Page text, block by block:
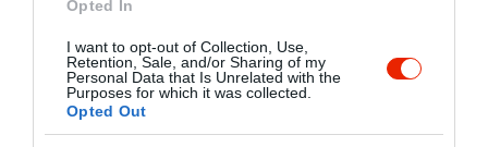
Opted In
I want to opt-out of Collection, Use,
Retention, Sale, and/or Sharing of my
Personal Data that Is Unrelated with the
Purposes for which it was collected.
Opted Out